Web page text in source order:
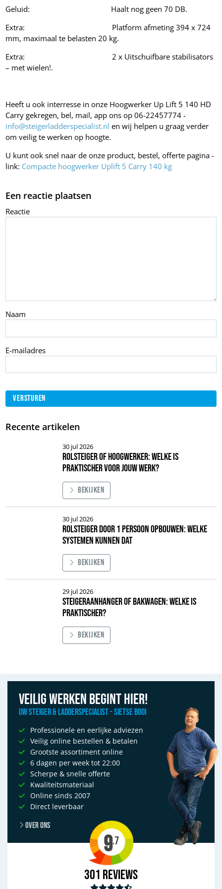
Geluid: Haalt nog geen 70 DB.
Extra: Platform afmeting 394 x 724
mm, maximaal te belasten 20 kg.
Extra: 2 x Uitschuifbare stabilisators
– met wielen!.
Heeft u ook interresse in onze Hoogwerker Up Lift 5 140 HD
Carry gekregen, bel, mail, app ons op 06-22457774 -
info@steigerladderspecialist.nl en wij helpen u graag verder
om veilig te werken op hoogte.
U kunt ook snel naar de onze product, bestel, offerte pagina -
link: Compacte hoogwerker Uplift 5 Carry 140 kg
Een reactie plaatsen
Reactie
Naam
E-mailadres
Recente artikelen
30 jul 2026
Rolsteiger of hoogwerker: welke is
praktischer voor jouw werk?
Bekijken
30 jul 2026
Rolsteiger door 1 persoon opbouwen: welke
systemen kunnen dat
Bekijken
29 jul 2026
Steigeraanhanger of bakwagen: welke is
praktischer?
Bekijken
Veilig werken begint hier!
Uw Steiger & Ladderspecialist - Sietse Booi
Professionele en eerlijke adviezen
Veilig online bestellen & betalen
Grootste assortiment online
6 dagen per week tot 22:00
Scherpe & snelle offerte
Kwaliteitsmateriaal
Online sinds 2007
Direct leverbaar
Over ons
9.7
301 Reviews